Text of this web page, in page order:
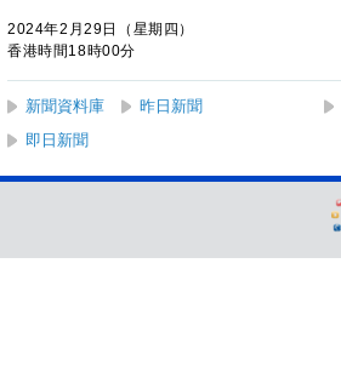
2024年2月29日（星期四）
香港時間18時00分
新聞資料庫 昨日新聞
即日新聞